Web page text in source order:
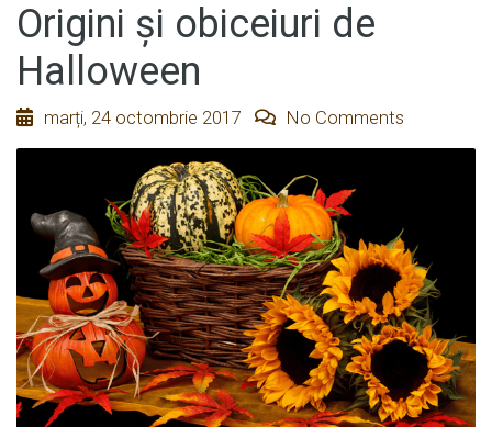
Origini şi obiceiuri de
Halloween
marți, 24 octombrie 2017 No Comments